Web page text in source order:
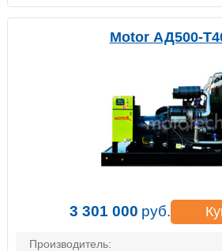
Motor АД500-
3 301 000 руб.
Производитель: